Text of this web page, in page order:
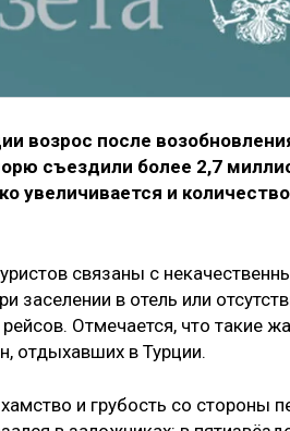
возрос после
съездили более 2,7
увеличивается и
связаны с
заселении в отель или
Отмечается, что такие
отдыхавших в Турции.
и грубость со стороны